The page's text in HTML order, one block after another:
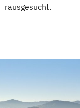
rausgesucht.